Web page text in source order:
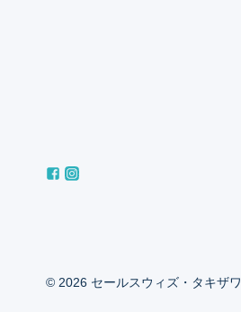
© 2026 セールスウィズ・タキザワ